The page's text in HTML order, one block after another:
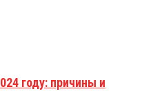
году: причины и